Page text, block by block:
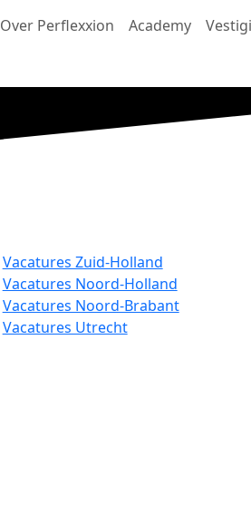
Over Perflexxion Academy
Vacatures Zuid-Holland
Vacatures Noord-Holland
Vacatures Noord-Brabant
Vacatures Utrecht